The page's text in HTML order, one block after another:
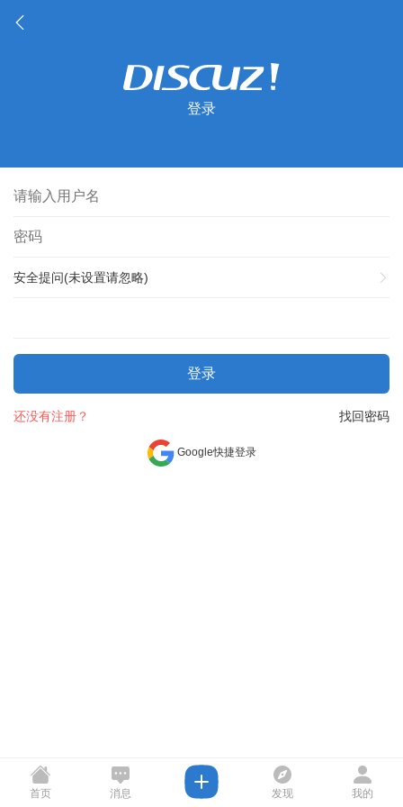
登录
安全提问(未设置请忽略)
登录
找回密码
还没有注册？
Google快捷登录
首页 消息 发现 我的